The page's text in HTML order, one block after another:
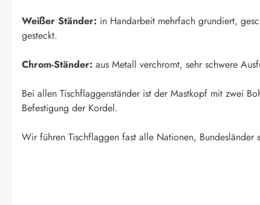
Weißer Ständer: in Handarbeit mehrfach grundiert,
gesteckt.
Chrom-Ständer: aus Metall verchromt, sehr schwere
Bei allen Tischflaggenständer ist der Mastkopf mit zwei
Befestigung der Kordel.
Wir führen Tischflaggen fast alle Nationen,